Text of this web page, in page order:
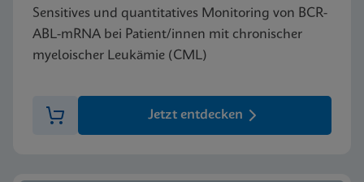
Sensitives und quantitatives Monitoring von BCR-
ABL-mRNA bei Patient/innen mit chronischer
myeloischer Leukämie (CML)
Jetzt entdecken